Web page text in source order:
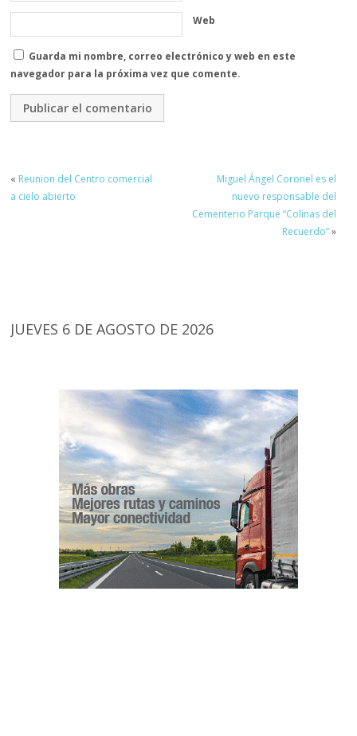
Web
Guarda mi nombre, correo electrónico y web en este
navegador para la próxima vez que comente.
« Reunion del Centro comercial
a cielo abierto
Miguel Ángel Coronel es el
nuevo responsable del
Cementerio Parque “Colinas del
Recuerdo”»
JUEVES 6 DE AGOSTO DE 2026